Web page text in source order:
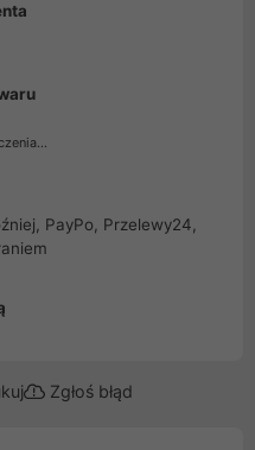
PayPo, Przelewy24,
Zgłoś błąd